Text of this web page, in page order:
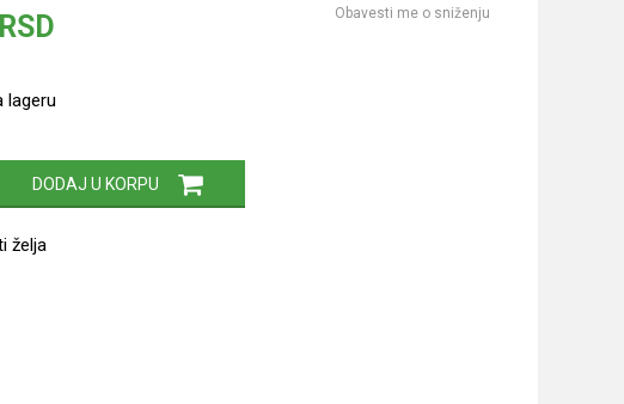
RSD Obavesti me o sniženju
lageru
DODAJ U KORPU
želja